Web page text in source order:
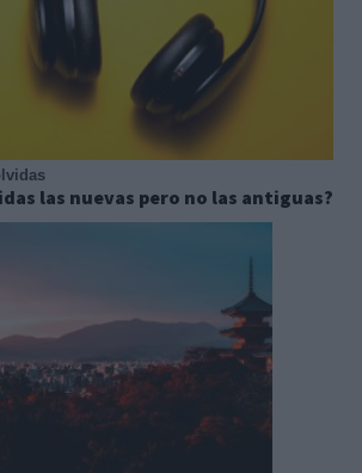
las nuevas pero no las antiguas?